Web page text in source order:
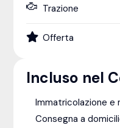
Trazione
Offerta
Incluso nel
Immatricolazione e
Consegna a